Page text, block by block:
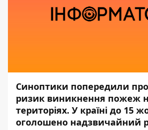
Синоптики попередили
ризик виникнення пожеж
територіях. У країні до 15
оголошено надзвичайний